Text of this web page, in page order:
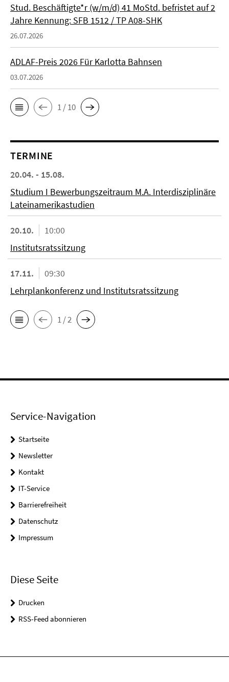
Stud. Beschäftigte*r (w/m/d) 41 MoStd. befristet auf 2
Jahre Kennung: SFB 1512 / TP A08-SHK
26.07.2026
ADLAF-Preis 2026 Für Karlotta Bahnsen
03.07.2026
1 / 10
TERMINE
20.04. - 15.08.
Studium I Bewerbungszeitraum M.A. Interdisziplinäre
Lateinamerikastudien
20.10.
10:00
Institutsratssitzung
17.11.
09:30
Lehrplankonferenz und Institutsratssitzung
1 / 2
Service-Navigation
Startseite
Newsletter
Kontakt
IT-Service
Barrierefreiheit
Datenschutz
Impressum
Diese Seite
Drucken
RSS-Feed abonnieren